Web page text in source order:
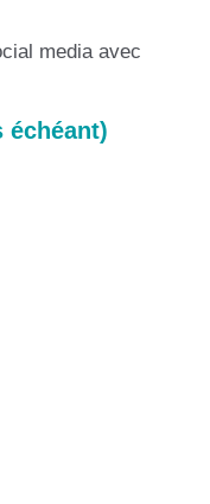
media avec
échéant)